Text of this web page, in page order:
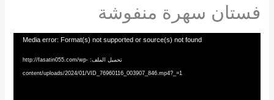
فستان سهرة منفوشة
Media error: Format(s) not supported or source(s) not found
تحميل الملف: http://fasatin055.com/wp-
content/uploads/2024/01/VID_76960116_003907_846.mp4?_=1